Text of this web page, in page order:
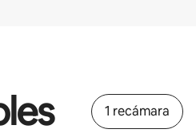
1 recámara